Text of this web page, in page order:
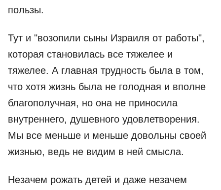
пользы.
Тут и "возопили сыны Израиля от работы",
которая становилась все тяжелее и
тяжелее. А главная трудность была в том,
что хотя жизнь была не голодная и вполне
благополучная, но она не приносила
внутреннего, душевного удовлетворения.
Мы все меньше и меньше довольны своей
жизнью, ведь не видим в ней смысла.
Незачем рожать детей и даже незачем